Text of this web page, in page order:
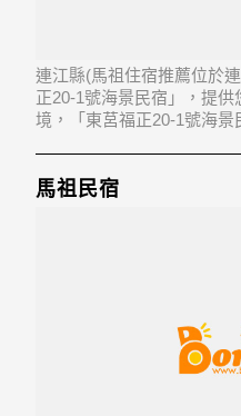
連江縣(馬祖住宿推薦位於
正20-1號海景民宿」，提
境，「東莒福正20-1號海
馬祖民宿